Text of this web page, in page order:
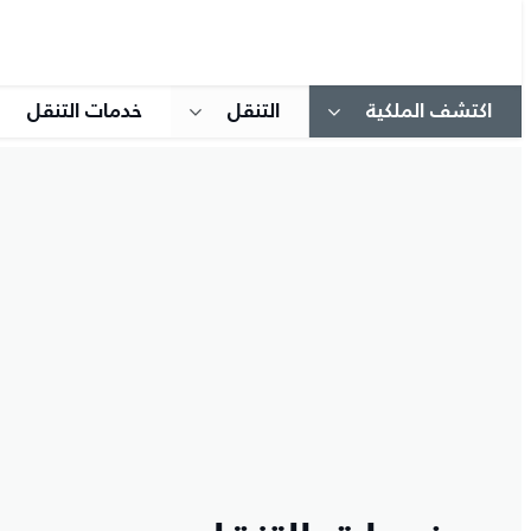
اكتشف الملكية التنقل خدمات التنقل